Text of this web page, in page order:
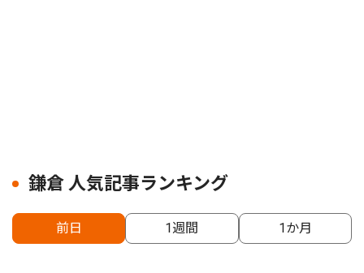
鎌倉 人気記事ランキング
前日 1週間 1か月